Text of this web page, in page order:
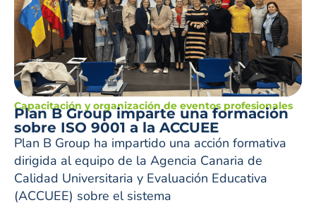
Capacitación y organización de eventos profesionales
Plan B Group imparte una formación
sobre ISO 9001 a la ACCUEE
Plan B Group ha impartido una acción formativa
dirigida al equipo de la Agencia Canaria de
Calidad Universitaria y Evaluación Educativa
(ACCUEE) sobre el sistema